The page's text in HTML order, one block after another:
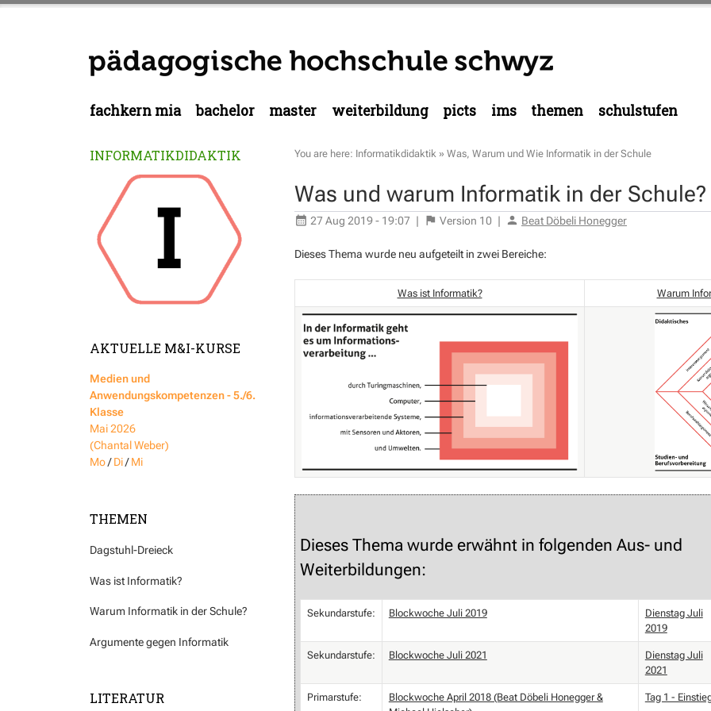
fachkern mia bachelor master weiterbildung picts ims themen schulstufen
INFORMATIKDIDAKTIK
AKTUELLE M&I-KURSE
Medien und
Anwendungskompetenzen - 5./6.
Klasse
Mai 2026
(Chantal Weber)
Mo/Di/Mi
THEMEN
Dagstuhl-Dreieck
Was ist Informatik?
Warum Informatik in der Schule?
Argumente gegen Informatik
LITERATUR
You are here: Informatikdidaktik » Was, Warum und Wie Informatik in der Schule
Was und warum Informatik in der Schule?
27 Aug 2019 - 19:07 | Version 10 | Beat Döbeli Honegger
Dieses Thema wurde neu aufgeteilt in zwei Bereiche:
Was ist Informatik? Warum
Dieses Thema wurde erwähnt in folgenden Aus- und
Weiterbildungen:
Sekundarstufe: Blockwoche Juli 2019
Dienstag Juli
2019
Sekundarstufe: Blockwoche Juli 2021
Dienstag Juli
2021
Primarstufe:
Blockwoche April 2018 (Beat Döbeli Honegger &
Tag 1 -